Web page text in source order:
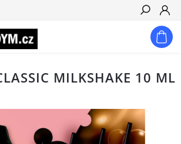
Hledat
MILKSHAKE 10 ML